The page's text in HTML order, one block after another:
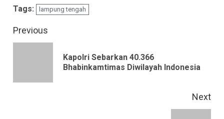
Tags: lampung tengah
Continue
Previous
Kapolri Sebarkan 40.366
Bhabinkamtimas Diwilayah Indonesia
Next